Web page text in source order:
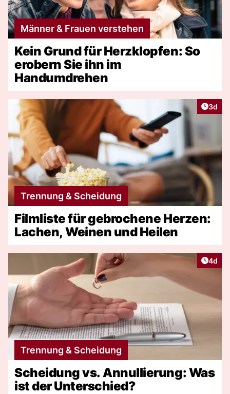
Männer & Frauen verstehen
Kein Grund für Herzklopfen: So
erobern Sie ihn im
Handumdrehen
3d
Trennung & Scheidung
Filmliste für gebrochene Herzen:
Lachen, Weinen und Heilen
4d
Trennung & Scheidung
Scheidung vs. Annullierung: Was
ist der Unterschied?